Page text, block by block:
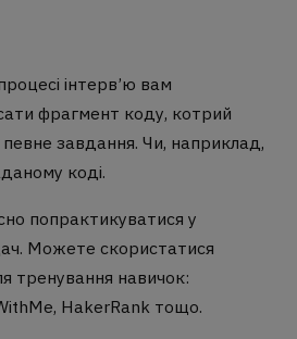
інтерв’ю вам
фрагмент коду, котрий
завдання. Чи, наприклад,
коді.
попрактикуватися у
Можете скористатися
тренування навичок:
HakerRank тощо.